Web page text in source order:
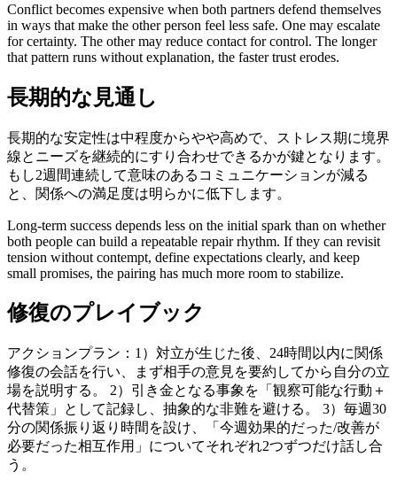
Conflict becomes expensive when both partners defend themselves
in ways that make the other person feel less safe. One may escalate
for certainty. The other may reduce contact for control. The longer
that pattern runs without explanation, the faster trust erodes.
長期的な見通し
長期的な安定性は中程度からやや高めで、ストレス期に境界
線とニーズを継続的にすり合わせできるかが鍵となります。
もし2週間連続して意味のあるコミュニケーションが減る
と、関係への満足度は明らかに低下します。
Long-term success depends less on the initial spark than on whether
both people can build a repeatable repair rhythm. If they can revisit
tension without contempt, define expectations clearly, and keep
small promises, the pairing has much more room to stabilize.
修復のプレイブック
アクションプラン：1）対立が生じた後、24時間以内に関係
修復の会話を行い、まず相手の意見を要約してから自分の立
場を説明する。 2）引き金となる事象を「観察可能な行動＋
代替策」として記録し、抽象的な非難を避ける。 3）毎週30
分の関係振り返り時間を設け、「今週効果的だった/改善が
必要だった相互作用」についてそれぞれ2つずつだけ話し合
う。